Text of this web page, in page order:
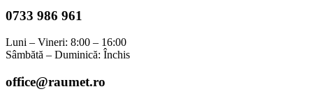
0733 986 961
Luni – Vineri: 8:00 – 16:00
Sâmbătă – Duminică: Închis
office@raumet.ro